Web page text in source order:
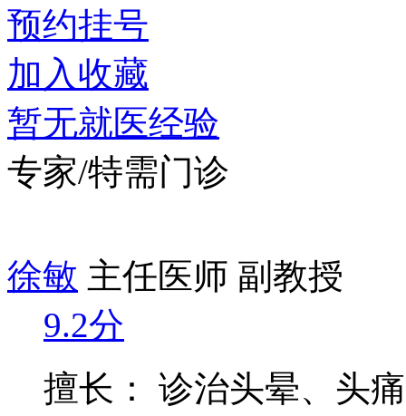
预约挂号
加入收藏
暂无就医经验
专家/特需门诊
徐敏 主任医师 副教授
9.2分
擅长： 诊治头晕、头